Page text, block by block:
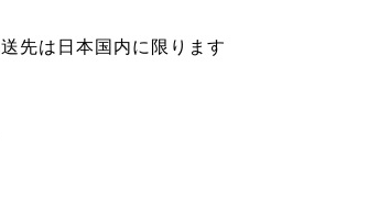
先は日本国内に限ります